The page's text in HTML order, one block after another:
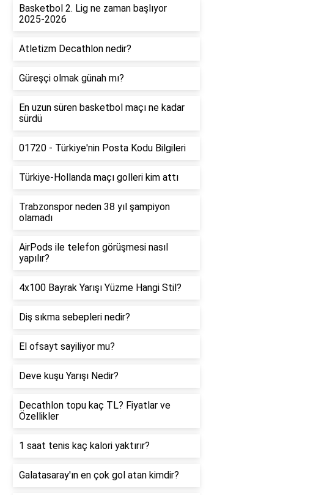
Basketbol 2. Lig ne zaman başlıyor
2025-2026
Atletizm Decathlon nedir?
Güreşçi olmak günah mı?
En uzun süren basketbol maçı ne kadar
sürdü
01720 - Türkiye'nin Posta Kodu Bilgileri
Türkiye-Hollanda maçı golleri kim attı
Trabzonspor neden 38 yıl şampiyon
olamadı
AirPods ile telefon görüşmesi nasıl
yapılır?
4x100 Bayrak Yarışı Yüzme Hangi Stil?
Diş sıkma sebepleri nedir?
El ofsayt sayiliyor mu?
Deve kuşu Yarışı Nedir?
Decathlon topu kaç TL? Fiyatlar ve
Özellikler
1 saat tenis kaç kalori yaktırır?
Galatasaray'ın en çok gol atan kimdir?